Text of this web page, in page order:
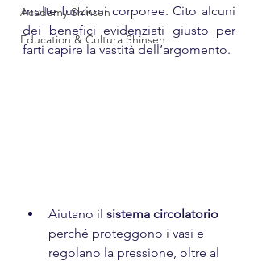
Academy Shinsen
Education & Cultura Shinsen
molte funzioni corporee. Cito alcuni
dei benefici evidenziati giusto per
farti capire la vastità dell’argomento.
Aiutano il sistema circolatorio
perché proteggono i vasi e
regolano la pressione, oltre al